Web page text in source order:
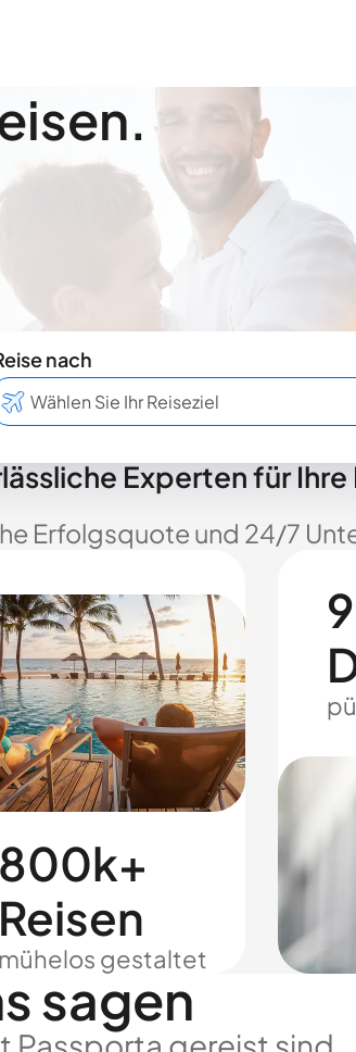
Reise nach
Experten für Ihre
Erfolgsquote und 24/7
800k+
Reisen
mühelos gestaltet
sagen